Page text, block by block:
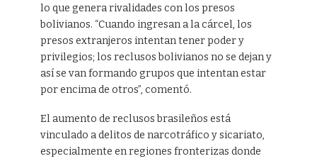
lo que genera rivalidades con los presos
bolivianos. “Cuando ingresan a la cárcel, los
presos extranjeros intentan tener poder y
privilegios; los reclusos bolivianos no se dejan y
así se van formando grupos que intentan estar
por encima de otros”, comentó.
El aumento de reclusos brasileños está
vinculado a delitos de narcotráfico y sicariato,
especialmente en regiones fronterizas donde